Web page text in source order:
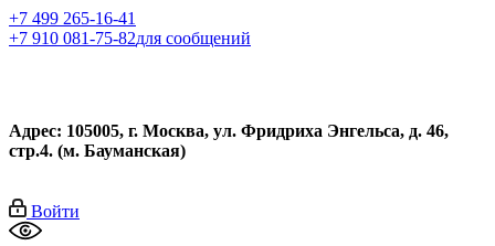
+7 499 265-16-41
+7 910 081-75-82для сообщений
Адрес: 105005, г. Москва, ул. Фридриха Энгельса, д. 46,
стр.4. (м. Бауманская)
Войти